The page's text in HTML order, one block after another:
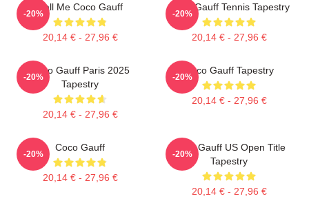
Call Me Coco Gauff
20,14 € - 27,96 €
-20%
Coco Gauff Tennis Tapestry
20,14 € - 27,96 €
-20%
Coco Gauff Paris 2025
Tapestry
20,14 € - 27,96 €
-20%
Coco Gauff Tapestry
20,14 € - 27,96 €
-20%
Coco Gauff
20,14 € - 27,96 €
-20%
Coco Gauff US Open Title
Tapestry
20,14 € - 27,96 €
-20%